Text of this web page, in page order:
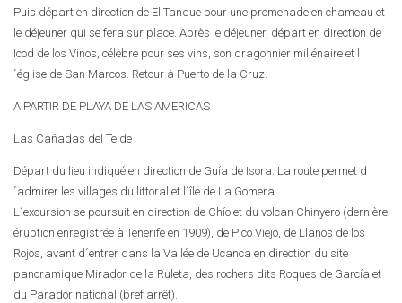
Puis départ en direction de El Tanque pour une promenade en chameau et
le déjeuner qui se fera sur place. Après le déjeuner, départ en direction de
Icod de los Vinos, célèbre pour ses vins, son dragonnier millénaire et l
´église de San Marcos. Retour à Puerto de la Cruz.
A PARTIR DE PLAYA DE LAS AMERICAS
Las Cañadas del Teide
Départ du lieu indiqué en direction de Guía de Isora. La route permet d
´admirer les villages du littoral et l´île de La Gomera.
L´excursion se poursuit en direction de Chío et du volcan Chinyero (dernière
éruption enregistrée à Tenerife en 1909), de Pico Viejo, de Llanos de los
Rojos, avant d´entrer dans la Vallée de Ucanca en direction du site
panoramique Mirador de la Ruleta, des rochers dits Roques de García et
du Parador national (bref arrêt).